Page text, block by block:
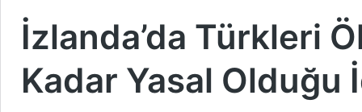
İzlanda’da Türkleri
Kadar Yasal Olduğu